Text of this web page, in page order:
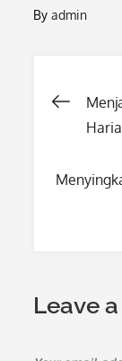
Byadmin
Leave